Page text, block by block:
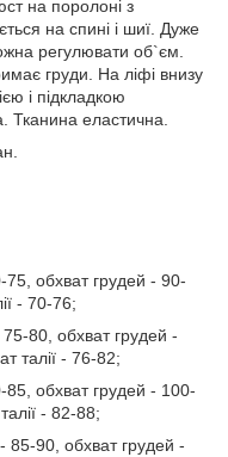
на поролоні з
на спині і шиї. Дуже
регулювати об`єм.
груди. На ліфі внизу
і підкладкою
Тканина еластична.
обхват грудей - 90-
- 70-76;
80, обхват грудей -
талії - 76-82;
обхват грудей - 100-
- 82-88;
85-90, обхват грудей -